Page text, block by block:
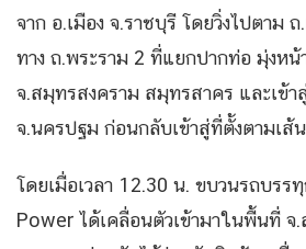
จาก อ.เมือง จ.ราชบุรี โดยวิ่งไปตาม
ทาง ถ.พระราม 2 ที่แยกปากท่อ มุ่งหน้
จ.สมุทรสงคราม สมุทรสาคร และเข้
จ.นครปฐม ก่อนกลับเข้าสู่ที่ตั้งตามเส้
โดยเมื่อเวลา 12.30 น. ขบวนรถบรร
Power ได้เคลื่อนตัวเข้ามาในพื้นที่ จ